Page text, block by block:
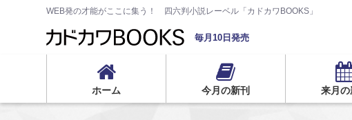
WEB発の才能がここに集う！ 四六判小説レーベル「カドカワBOOKS」
毎月10日発売
ホーム 今月の新刊 来月の